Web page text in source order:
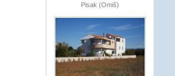
Pisak (Omiš)